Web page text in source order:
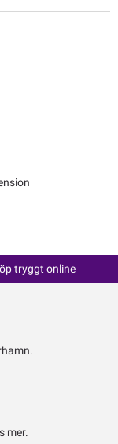
tryggt online
mer.